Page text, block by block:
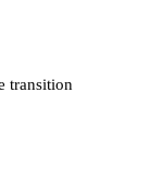
transition